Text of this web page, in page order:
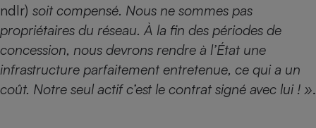
ndlr) soit compensé. Nous ne sommes pas
propriétaires du réseau. À la fin des périodes de
concession, nous devrons rendre à l’État une
infrastructure parfaitement entretenue, ce qui a un
coût. Notre seul actif c’est le contrat signé avec lui ! ».